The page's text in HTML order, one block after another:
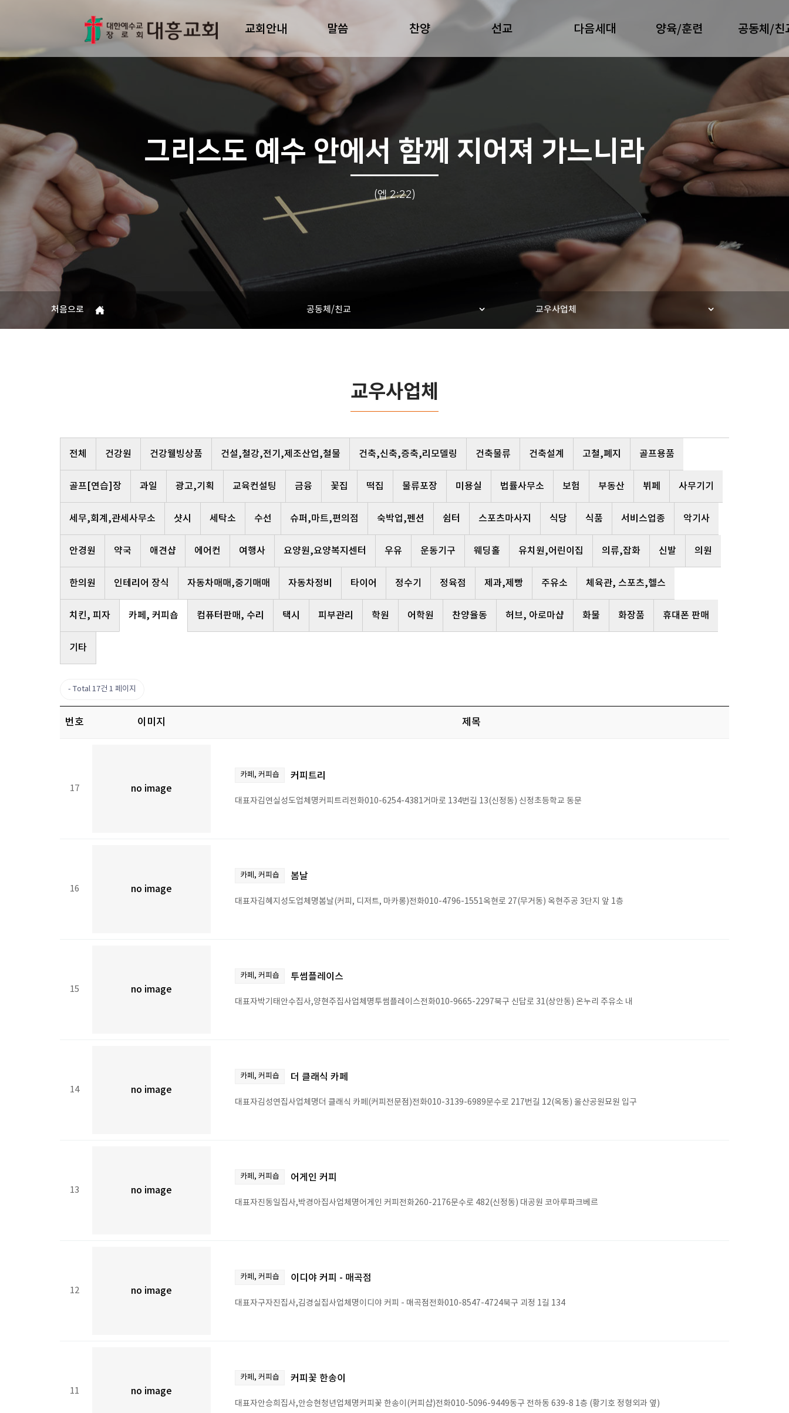
교회안내 말씀 찬양 선교 다음세대 양육/훈련 공동체/친
그리스도 예수 안에서 함께 지어져 가느니라
(엡 2:22)
처음으로 공동체/친교 교우사업체
교우사업체
전체 건강원 건강웰빙상품 건설,철강,전기,제조산업,철물 건축,신축,증축,리모델링 건축물류 건축설계 고철,폐지 골프용품
골프[연습]장 과일 광고,기획 교육컨설팅 금융 꽃집 떡집 물류포장 미용실 법률사무소 보험 부동산 뷔페 사무기기
세무,회계,관세사무소 샷시 세탁소 수선 슈퍼,마트,편의점 숙박업,펜션 쉼터 스포츠마사지 식당 식품 서비스업종 악기사
안경원 약국 애견샵 에어컨 여행사 요양원,요양복지센터 우유 운동기구 웨딩홀 유치원,어린이집 의류,잡화 신발 의원
한의원 인테리어 장식 자동차매매,중기매매 자동차정비 타이어 정수기 정육점 제과,제빵 주유소 체육관, 스포츠,헬스
치킨, 피자 카페, 커피숍 컴퓨터판매, 수리 택시 피부관리 학원 어학원 찬양율동 허브, 아로마샵 화물 화장품 휴대폰 판매
기타
Total 17건 1 페이지
번호 이미지 제목
17 no image
카페, 커피숍 커피트리
대표자김연실성도업체명커피트리전화010-6254-4381거마로 134번길 13(신정동) 신정초등학교 동문
16 no image
카페, 커피숍 봄날
대표자김혜지성도업체명봄날(커피, 디저트, 마카롱)전화010-4796-1551옥현로 27(무거동) 옥현주공 3단지 앞 1층
15 no image
카페, 커피숍 투썸플레이스
대표자박기태안수집사,양현주집사업체명투썸플레이스전화010-9665-2297북구 신답로 31(상안동) 온누리 주유소 내
14 no image
카페, 커피숍 더 클래식 카페
대표자김성연집사업체명더 클래식 카페(커피전문점)전화010-3139-6989문수로 217번길 12(옥동) 울산공원묘원 입구
13 no image
카페, 커피숍 어게인 커피
대표자진동일집사,박경아집사업체명어게인 커피전화260-2176문수로 482(신정동) 대공원 코아루파크베르
12 no image
카페, 커피숍 이디야 커피 - 매곡점
대표자구자진집사,김경실집사업체명이디야 커피 - 매곡점전화010-8547-4724북구 괴정 1길 134
11 no image
카페, 커피숍 커피꽃 한송이
대표자안승희집사,안승현청년업체명커피꽃 한송이(커피샵)전화010-5096-9449동구 전하동 639-8 1층 (황기호 정형외과 옆)